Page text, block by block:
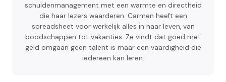
schuldenmanagement met een warmte en directheid
die haar lezers waarderen. Carmen heeft een
spreadsheet voor werkelijk alles in haar leven, van
boodschappen tot vakanties. Ze vindt dat goed met
geld omgaan geen talent is maar een vaardigheid die
iedereen kan leren.